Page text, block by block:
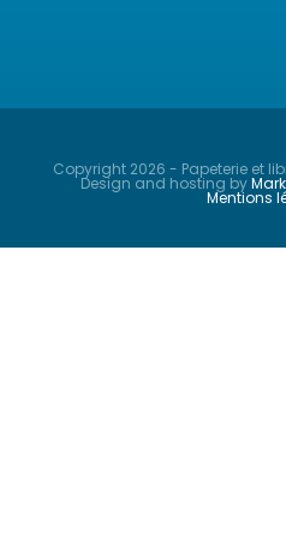
Copyright 2026 - Papeterie et
Design and hosting by
Mentions